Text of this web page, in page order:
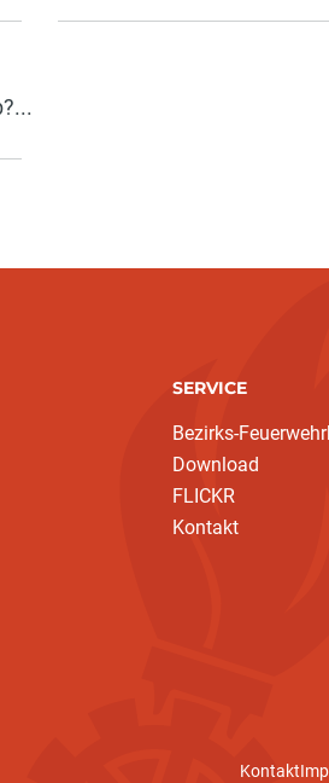
SERVICE
Bezirks-
Download
FLICKR
Kontakt
Kontakt